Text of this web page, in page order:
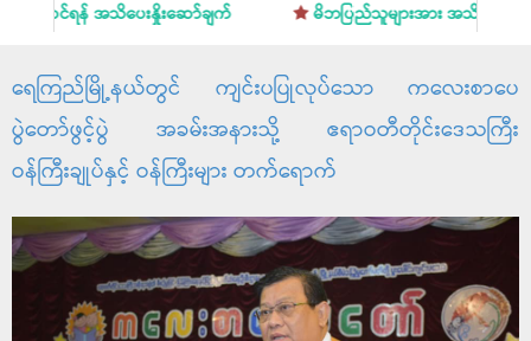
ပေးနှိုးဆော်ချက်
မိဘပြည်သူများအား အသိပေးနှိုးဆော်ချက်
ရေကြည်မြို့နယ်တွင် ကျင်းပပြုလုပ်သော ကလေးစာပေ
ပွဲတော်ဖွင့်ပွဲ အခမ်းအနားသို့ ဧရာဝတီတိုင်းဒေသကြီး
ဝန်ကြီးချုပ်နှင့် ဝန်ကြီးများ တက်ရောက်